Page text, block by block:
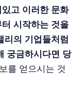
고 이러한 문화
시작하는 것을
리의 기업들처럼
궁금하시다면 당
를 얻으시는 것